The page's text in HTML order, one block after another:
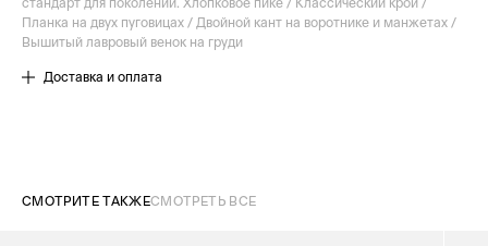
стандарт для поколений. Хлопковое пике / Классический крой /
Планка на двух пуговицах / Двойной кант на воротнике и манжетах /
Вышитый лавровый венок на груди
Доставка и оплата
СМОТРИТЕ ТАКЖЕСМОТРЕТЬ ВСЕ